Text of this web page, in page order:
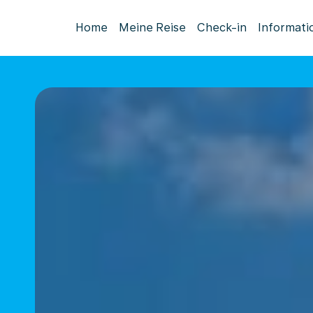
Home Meine Reise Check-in